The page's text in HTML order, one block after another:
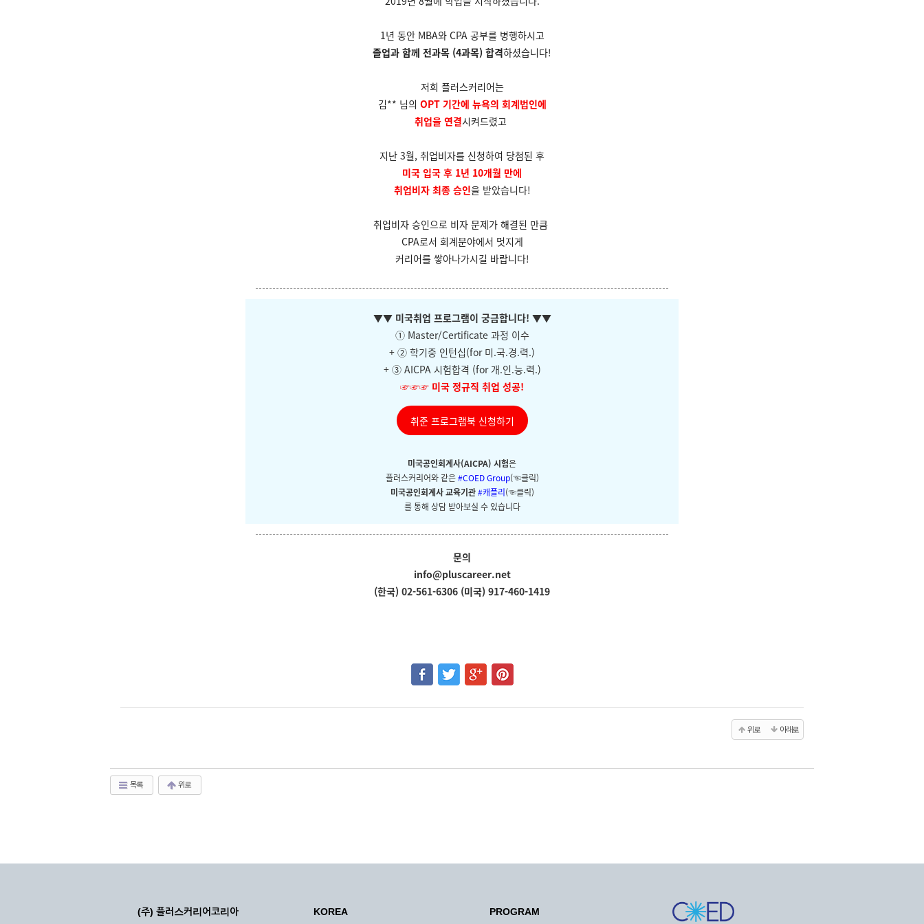
1년 동안 MBA와 CPA 공부를 병행하시고
졸업과 함께 전과목 (4과목) 합격하셨습니다!
저희 플러스커리어는
김** 님의 OPT 기간에 뉴욕의 회계법인에
취업을 연결시켜드렸고
지난 3월, 취업비자를 신청하여 당첨된 후
미국 입국 후 1년 10개월 만에
취업비자 최종 승인을 받았습니다!
취업비자 승인으로 비자 문제가 해결된 만큼
CPA로서 회계분야에서 멋지게
커리어를 쌓아나가시길 바랍니다!
▼▼ 미국취업 프로그램이 궁금합니다! ▼▼
① Master/Certificate 과정 이수
+ ② 학기중 인턴십(for 미.국.경.력.)
+ ③ AICPA 시험합격 (for 개.인.능.력.)
☞☞☞ 미국 정규직 취업 성공!
취준 프로그램북 신청하기
미국공인회계사(AICPA) 시험은
플러스커리어와 같은#COED Group(☜클릭)
미국공인회계사 교육기관#캐플리(☜클릭)
를 통해 상담 받아보실 수 있습니다
문의
info@pluscareer.net
(한국) 02-561-6306 (미국) 917-460-1419
위로 아래로
목록 위로
(주) 플러스커리어코리아 KOREA PROGRAM